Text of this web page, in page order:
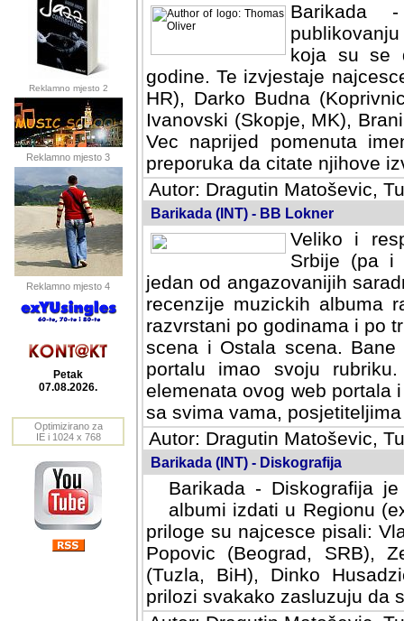
Reklamno mjesto 2
Reklamno mjesto 3
Reklamno mjesto 4
Petak
07.08.2026.
Optimizirano za
IE i 1024 x 768
Barikada
koja su se
godine. Te izvjestaje
HR), Darko Budna
Ivanovski (Skopje, MK),
Vec naprijed pomenuta
preporuka da citate njihove
Autor: Dragutin Matoševic,
Barikada (INT) - BB Lokner
Veliko i
Srbije (pa i
jedan od angazovanijih
recenzije muzickih albuma
razvrstani po godinama i po
scena i Ostala scena.
portalu imao svoju
elemenata ovog web portala
sa svima vama,
Autor: Dragutin Matoševic,
Barikada (INT) - Diskografija
Barikada - Diskografija
albumi izdati u Regionu
priloge su najcesce pisali:
Popovic (Beograd, SRB),
(Tuzla, BiH), Dinko
prilozi svakako zasluzuju da